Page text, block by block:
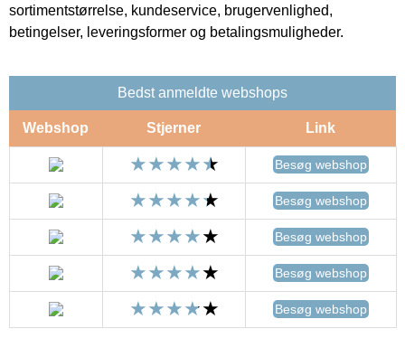
sortimentstørrelse, kundeservice, brugervenlighed,
betingelser, leveringsformer og betalingsmuligheder.
Bedst anmeldte webshops
Webshop Stjerner Link
Besøg webshop
Besøg webshop
Besøg webshop
Besøg webshop
Besøg webshop